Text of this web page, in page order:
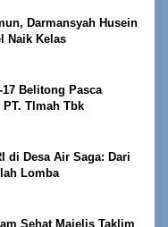
Darmansyah Husein
Naik Kelas
17 Belitong Pasca
TImah Tbk
di Desa Air Saga: Dari
Lomba
Sehat Majelis Taklim